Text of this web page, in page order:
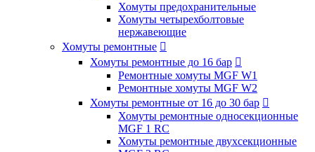
Хомуты предохранительные
Хомуты четырехболтовые
нержавеющие
Хомуты ремонтные 
Хомуты ремонтные до 16 бар 
Ремонтные хомуты MGF W1
Ремонтные хомуты MGF W2
Хомуты ремонтные от 16 до 30 бар 
Хомуты ремонтные односекционные
MGF 1 RC
Хомуты ремонтные двухсекционные